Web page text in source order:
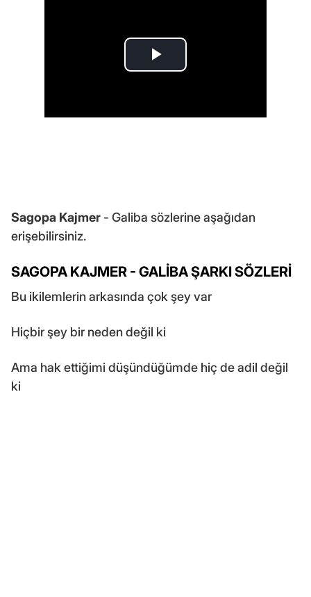
Sagopa Kajmer - Galiba sözlerine aşağıdan
erişebilirsiniz.
SAGOPA KAJMER - GALİBA ŞARKI SÖZLERİ
Bu ikilemlerin arkasında çok şey var
Hiçbir şey bir neden değil ki
Ama hak ettiğimi düşündüğümde hiç de adil değil
ki